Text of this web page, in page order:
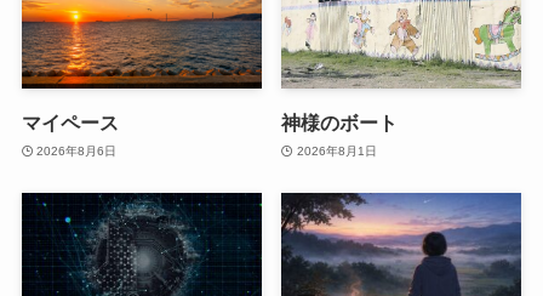
マイペース
2026年8月6日
神様のボート
2026年8月1日